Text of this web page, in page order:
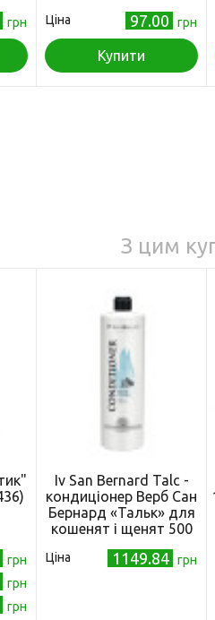
грн Ціна 97.00 грн
Купити
З цим
грн
грн
грн
Iv San Bernard Talc -
кондиціонер Верб Сан
Бернард «Тальк» для
кошенят і щенят 500
Ціна 1149.84 грн